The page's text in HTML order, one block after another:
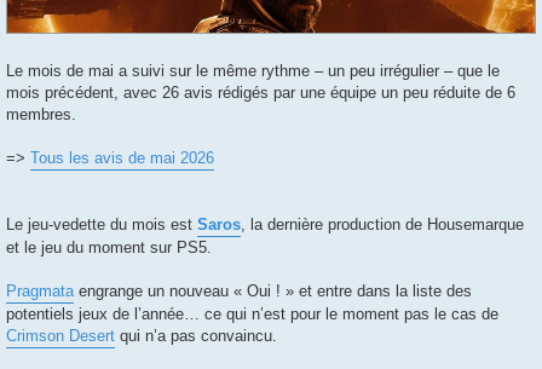
Le mois de mai a suivi sur le même rythme – un peu irrégulier – que le
mois précédent, avec 26 avis rédigés par une équipe un peu réduite de 6
membres.
=> Tous les avis de mai 2026
Le jeu-vedette du mois est Saros , la dernière production de Housemarque
et le jeu du moment sur PS5.
Pragmata engrange un nouveau « Oui ! » et entre dans la liste des
potentiels jeux de l’année… ce qui n’est pour le moment pas le cas de
Crimson Desert qui n’a pas convaincu.